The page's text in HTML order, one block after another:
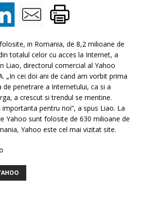
in Romania, de 8,2 milioane de
totalul celor cu acces la Internet, a
Liao, directorul comercial al Yahoo
„In cei doi ani de cand am vorbit prima
penetrare a Internetului, ca si a
a crescut si trendul se mentine.
pentru noi”, a spus Liao. La
Yahoo sunt folosite de 630 milioane de
Yahoo este cel mai vizitat site.